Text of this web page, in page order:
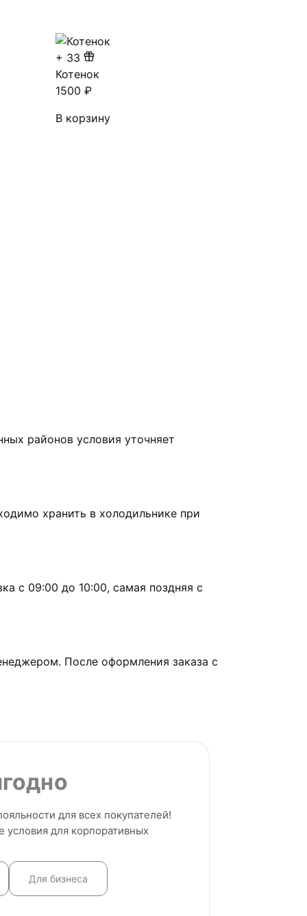
+ 33
Котенок
1500₽
В корзину
районов условия уточняет
хранить в холодильнике при
с 09:00 до 10:00, самая поздняя с
После оформления заказа с
для всех покупателей!
условия для корпоративных
Для бизнеса